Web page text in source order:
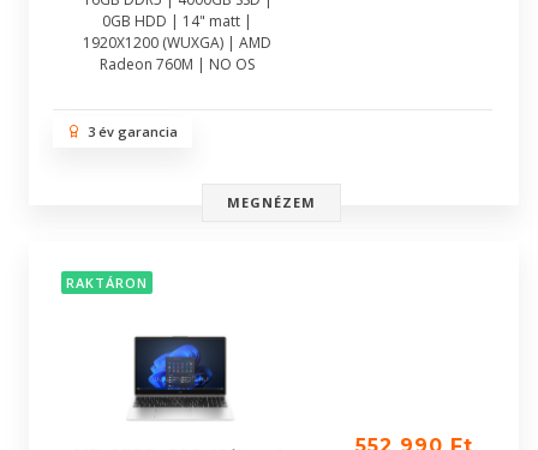
0GB HDD | 14" matt |
1920X1200 (WUXGA) | AMD
Radeon 760M | NO OS
3 év garancia
MEGNÉZEM
RAKTÁRON